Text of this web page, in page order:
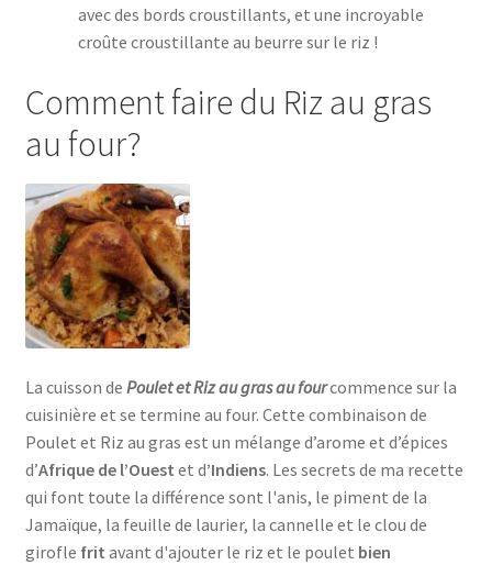
avec des bords croustillants, et une incroyable
croûte croustillante au beurre sur le riz !
Comment faire du Riz au gras
au four?
La cuisson de Poulet et Riz au gras au fourcommence sur la
cuisinière et se termine au four. Cette combinaison de
Poulet et Riz au gras est un mélange d’arome et d’épices
d’Afrique de l’Ouest et d’Indiens. Les secrets de ma recette
qui font toute la différence sont l'anis, le piment de la
Jamaïque, la feuille de laurier, la cannelle et le clou de
girofle frit avant d'ajouter le riz et le poulet bien